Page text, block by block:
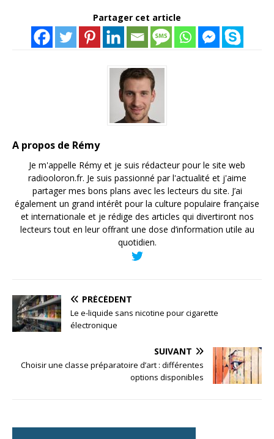
Partager cet article
A propos de Rémy
Je m'appelle Rémy et je suis rédacteur pour le site web
radiooloron.fr. Je suis passionné par l'actualité et j'aime
partager mes bons plans avec les lecteurs du site. J’ai
également un grand intérêt pour la culture populaire française
et internationale et je rédige des articles qui divertiront nos
lecteurs tout en leur offrant une dose d’information utile au
quotidien.
PRÉCÉDENT
Le e-liquide sans nicotine pour cigarette
électronique
SUIVANT
Choisir une classe préparatoire d’art : différentes
options disponibles